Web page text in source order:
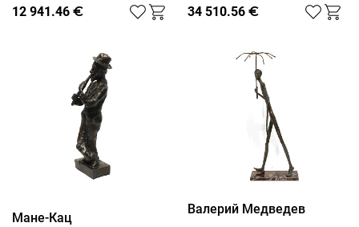
12 941.46 € 34 510.56 €
Мане-Кац
Валерий Медведев